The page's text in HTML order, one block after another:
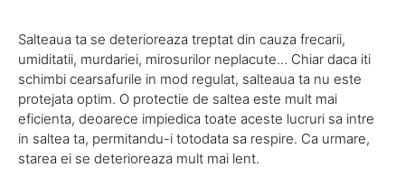
Salteaua ta se deterioreaza treptat din cauza frecarii,
umiditatii, murdariei, mirosurilor neplacute… Chiar daca iti
schimbi cearsafurile in mod regulat, salteaua ta nu este
protejata optim. O protectie de saltea este mult mai
eficienta, deoarece impiedica toate aceste lucruri sa intre
in saltea ta, permitandu-i totodata sa respire. Ca urmare,
starea ei se deterioreaza mult mai lent.